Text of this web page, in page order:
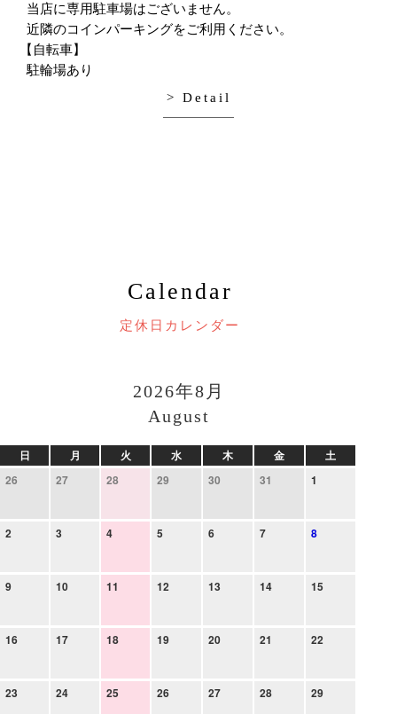
当店に専用駐車場はございません。
近隣のコインパーキングをご利用ください。
【自転車】
駐輪場あり
> Detail
Calendar
定休日カレンダー
2026年8月
August
日 月 火 水 木 金
土
26
27 28 29 30 31 1
2 3 4 5 6 7 8
9 10 11 12 13 14 15
16 17 18 19 20 21 22
23 24 25 26 27 28 29